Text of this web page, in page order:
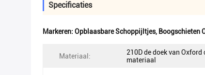
Specificaties
Markeren: Opblaasbare Schoppijltjes, Boogschieten
Materiaal:
210D de doek van
materiaal